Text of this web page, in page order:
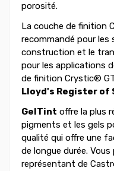
porosité.
La couche de finition
recommandé pour les
construction et le
pour les applications
de finition Crystic®
Lloyd's Register of
GelTint offre la plus
pigments et les gels
qualité qui offre une
de longue durée.
représentant de